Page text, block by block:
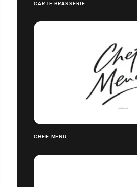
CARTE BRASSERIE
CHEF MENU